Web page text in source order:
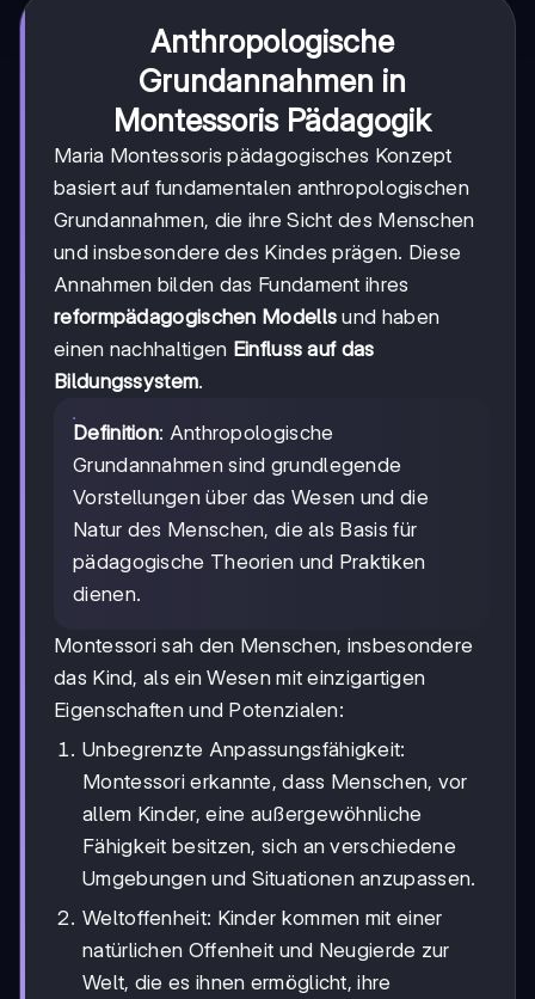
Anthropologische
Grundannahmen in
Montessoris Pädagogik
Maria Montessoris pädagogisches Konzept
basiert auf fundamentalen anthropologischen
Grundannahmen, die ihre Sicht des Menschen
und insbesondere des Kindes prägen. Diese
Annahmen bilden das Fundament ihres
reformpädagogischen Modells und haben
einen nachhaltigen Einfluss auf das
Bildungssystem.
Definition: Anthropologische
Grundannahmen sind grundlegende
Vorstellungen über das Wesen und die
Natur des Menschen, die als Basis für
pädagogische Theorien und Praktiken
dienen.
Montessori sah den Menschen, insbesondere
das Kind, als ein Wesen mit einzigartigen
Eigenschaften und Potenzialen:
Unbegrenzte Anpassungsfähigkeit:
Montessori erkannte, dass Menschen, vor
allem Kinder, eine außergewöhnliche
Fähigkeit besitzen, sich an verschiedene
Umgebungen und Situationen anzupassen.
Weltoffenheit: Kinder kommen mit einer
natürlichen Offenheit und Neugierde zur
Welt, die es ihnen ermöglicht, ihre